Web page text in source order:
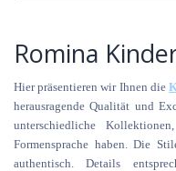
Romina
Hier präsentieren wir Ihnen die
herausragende Qualität und
unterschiedliche
Formensprache haben. Die
authentisch. Details